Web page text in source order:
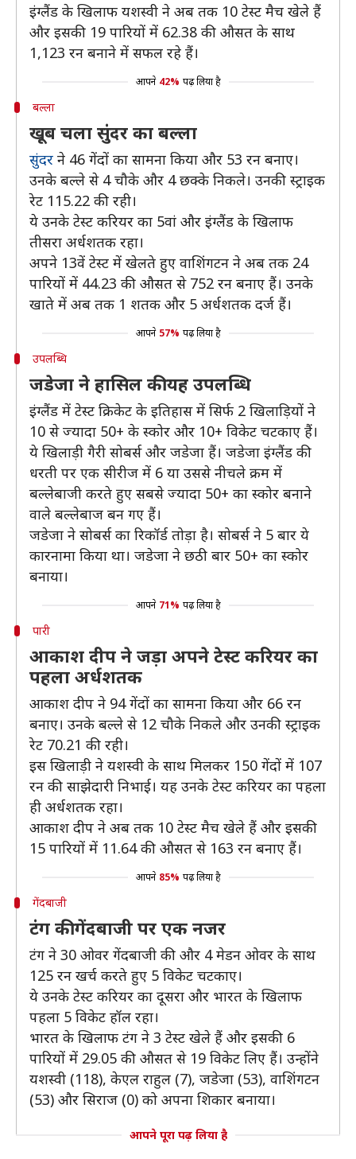
इंग्लैंड के खिलाफ यशस्वी ने अब तक 10 टेस्ट मैच खेले हैं
और इसकी 19 पारियों में 62.38 की औसत के साथ
1,123 रन बनाने में सफल रहे हैं।
आपने 42% पढ़ लिया है
बल्ला
खूब चला सुंदर का बल्ला
सुंदर ने 46 गेंदों का सामना किया और 53 रन बनाए।
उनके बल्ले से 4 चौके और 4 छक्के निकले। उनकी स्ट्राइक
रेट 115.22 की रही।
ये उनके टेस्ट करियर का 5वां और इंग्लैंड के खिलाफ
तीसरा अर्धशतक रहा।
अपने 13वें टेस्ट में खेलते हुए वाशिंगटन ने अब तक 24
पारियों में 44.23 की औसत से 752 रन बनाए हैं। उनके
खाते में अब तक 1 शतक और 5 अर्धशतक दर्ज हैं।
आपने 57% पढ़ लिया है
उपलब्धि
जडेजा ने हासिल की यह उपलब्धि
इंग्लैंड में टेस्ट क्रिकेट के इतिहास में सिर्फ 2 खिलाड़ियों ने
10 से ज्यादा 50+ के स्कोर और 10+ विकेट चटकाए हैं।
ये खिलाड़ी गैरी सोबर्स और जडेजा हैं। जडेजा इंग्लैंड की
धरती पर एक सीरीज में 6 या उससे नीचले क्रम में
बल्लेबाजी करते हुए सबसे ज्यादा 50+ का स्कोर बनाने
वाले बल्लेबाज बन गए हैं।
जडेजा ने सोबर्स का रिकॉर्ड तोड़ा है। सोबर्स ने 5 बार ये
कारनामा किया था। जडेजा ने छठी बार 50+ का स्कोर
बनाया।
आपने 71% पढ़ लिया है
पारी
आकाश दीप ने जड़ा अपने टेस्ट करियर का
पहला अर्धशतक
आकाश दीप ने 94 गेंदों का सामना किया और 66 रन
बनाए। उनके बल्ले से 12 चौके निकले और उनकी स्ट्राइक
रेट 70.21 की रही।
इस खिलाड़ी ने यशस्वी के साथ मिलकर 150 गेंदों में 107
रन की साझेदारी निभाई। यह उनके टेस्ट करियर का पहला
ही अर्धशतक रहा।
आकाश दीप ने अब तक 10 टेस्ट मैच खेले हैं और इसकी
15 पारियों में 11.64 की औसत से 163 रन बनाए हैं।
आपने 85% पढ़ लिया है
गेंदबाजी
टंग की गेंदबाजी पर एक नजर
टंग ने 30 ओवर गेंदबाजी की और 4 मेडन ओवर के साथ
125 रन खर्च करते हुए 5 विकेट चटकाए।
ये उनके टेस्ट करियर का दूसरा और भारत के खिलाफ
पहला 5 विकेट हॉल रहा।
भारत के खिलाफ टंग ने 3 टेस्ट खेले हैं और इसकी 6
पारियों में 29.05 की औसत से 19 विकेट लिए हैं। उन्होंने
यशस्वी (118), केएल राहुल (7), जडेजा (53), वाशिंगटन
(53) और सिराज (0) को अपना शिकार बनाया।
आपने पूरा पढ़ लिया है